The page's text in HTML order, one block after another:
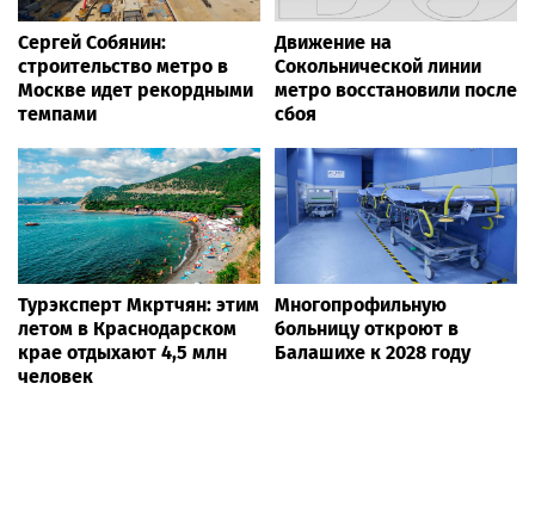
Сергей Собянин:
строительство метро в
Москве идет рекордными
темпами
Движение на
Сокольнической линии
метро восстановили после
сбоя
Турэксперт Мкртчян: этим
летом в Краснодарском
крае отдыхают 4,5 млн
человек
Многопрофильную
больницу откроют в
Балашихе к 2028 году